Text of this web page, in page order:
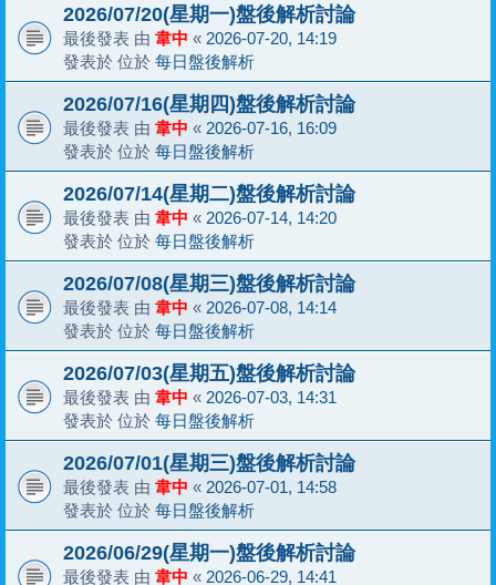
2026/07/20(星期一)盤後解析討論
最後發表 由 韋中 « 2026-07-20, 14:19
發表於 位於 每日盤後解析
2026/07/16(星期四)盤後解析討論
最後發表 由 韋中 « 2026-07-16, 16:09
發表於 位於 每日盤後解析
2026/07/14(星期二)盤後解析討論
最後發表 由 韋中 « 2026-07-14, 14:20
發表於 位於 每日盤後解析
2026/07/08(星期三)盤後解析討論
最後發表 由 韋中 « 2026-07-08, 14:14
發表於 位於 每日盤後解析
2026/07/03(星期五)盤後解析討論
最後發表 由 韋中 « 2026-07-03, 14:31
發表於 位於 每日盤後解析
2026/07/01(星期三)盤後解析討論
最後發表 由 韋中 « 2026-07-01, 14:58
發表於 位於 每日盤後解析
2026/06/29(星期一)盤後解析討論
最後發表 由 韋中 « 2026-06-29, 14:41